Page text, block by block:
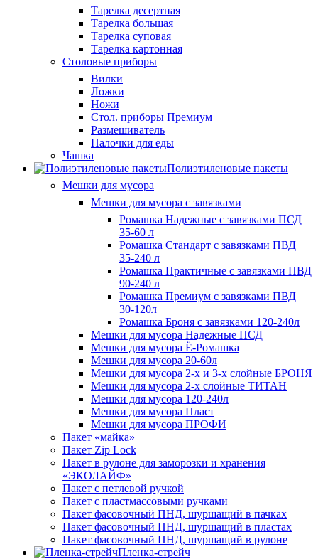
Тарелка десертная
Тарелка большая
Тарелка суповая
Тарелка картонная
Столовые приборы
Вилки
Ложки
Ножи
Стол. приборы Премиум
Размешиватель
Палочки для еды
Чашка
Полиэтиленовые пакеты
Мешки для мусора
Мешки для мусора с завязками
Ромашка Надежные с завязками ПСД
35-60 л
Ромашка Стандарт с завязками ПВД
35-240 л
Ромашка Практичные с завязками ПВД
90-240 л
Ромашка Премиум с завязками ПВД
30-120л
Ромашка Броня с завязками 120-240л
Мешки для мусора Надежные ПСД
Мешки для мусора Ё-Ромашка
Мешки для мусора 20-60л
Мешки для мусора 2-х и 3-х слойные БРОНЯ
Мешки для мусора 2-х слойные ТИТАН
Мешки для мусора 120-240л
Мешки для мусора Пласт
Мешки для мусора ПРОФИ
Пакет «майка»
Пакет Zip Lock
Пакет в рулоне для заморозки и хранения
«ЭКОЛАЙФ»
Пакет с петлевой ручкой
Пакет с пластмассовыми ручками
Пакет фасовочный ПНД, шуршащий в пачках
Пакет фасовочный ПНД, шуршащий в пластах
Пакет фасовочный ПНД, шуршащий в рулоне
Пленка-стрейч